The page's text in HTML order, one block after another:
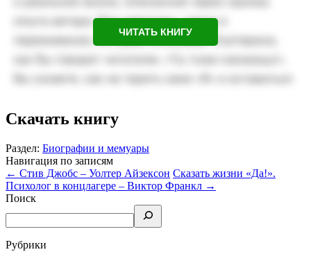
ЧИТАТЬ КНИГУ
Скачать книгу
Раздел: Биографии и мемуары
Навигация по записям
← Стив Джобс – Уолтер Айзексон Сказать жизни «Да!».
Психолог в концлагере – Виктор Франкл →
Поиск
Рубрики